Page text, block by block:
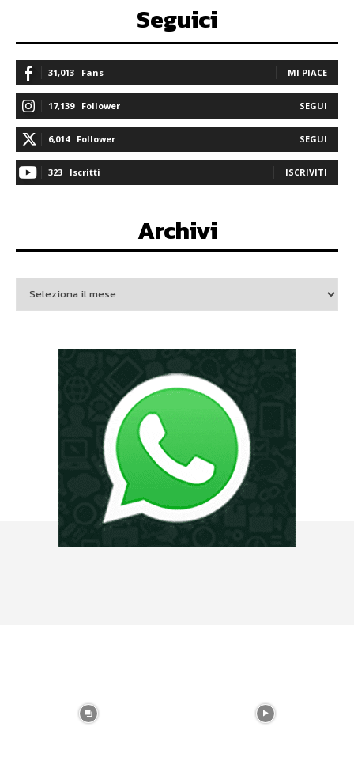
Seguici
31,013 Fans MI PIACE
17,139 Follower SEGUI
6,014 Follower SEGUI
323 Iscritti ISCRIVITI
Archivi